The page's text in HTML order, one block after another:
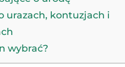
urazach, kontuzjach i
wybrać?